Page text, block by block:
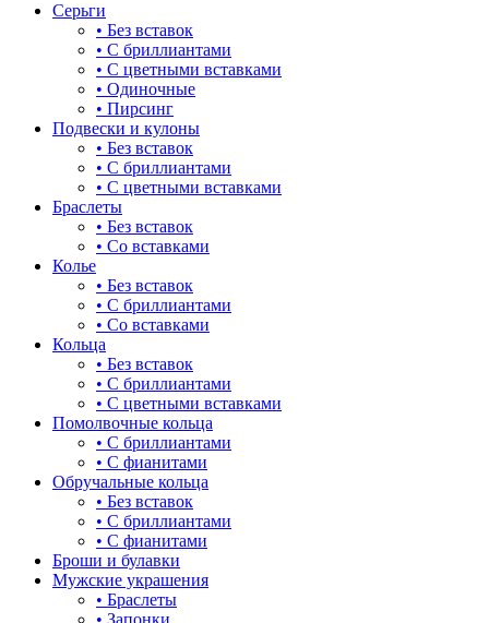
Гамма
НИКА
Серьги
• Без вставок
• С бриллиантами
• С цветными вставками
• Одиночные
• Пирсинг
Подвески и кулоны
• Без вставок
• С бриллиантами
• С цветными вставками
Браслеты
• Без вставок
• Со вставками
Колье
• Без вставок
• С бриллиантами
• Со вставками
Кольца
• Без вставок
• С бриллиантами
• С цветными вставками
Помолвочные кольца
• С бриллиантами
• С фианитами
Обручальные кольца
• Без вставок
• С бриллиантами
• С фианитами
Броши и булавки
Мужские украшения
• Браслеты